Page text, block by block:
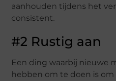
aanhouden tijdens het
consistent.
#2 Rustig aan
Een ding waarbij nieuwe
hebben om te doen is